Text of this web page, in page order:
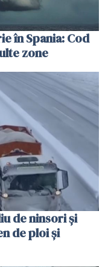
în Spania: Cod
zone
de ninsori şi
de ploi şi